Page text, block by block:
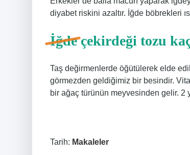
diyabet riskini azaltır. İğde böbrekleri
İğde çekirdeği tozu
Taş değirmenlerde öğütülerek elde
görmezden geldiğimiz bir besindir.
bir ağaç türünün meyvesinden gelir. 2
Tarih: Makaleler